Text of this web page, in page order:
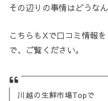
その辺りの事情はどうな
こちらもXで口コミ情報
で、ご覧ください。
川越の生鮮市場Topで